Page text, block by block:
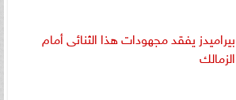
بيراميدز يفقد مجهودات هذا الثنائى أمام
الزمالك